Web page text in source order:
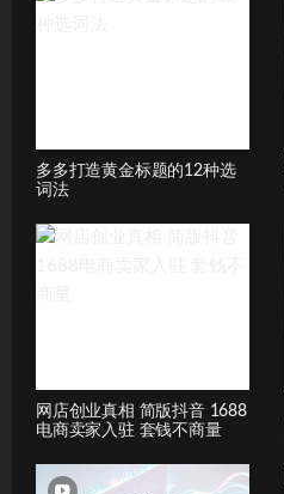
多多打造黄金标题的12种选
词法
网店创业真相 简版抖音 1688
电商卖家入驻 套钱不商量